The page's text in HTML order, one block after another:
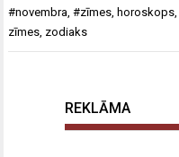
#novembra ,#zīmes horoskops
zīmes zodiaks
REKLĀMA